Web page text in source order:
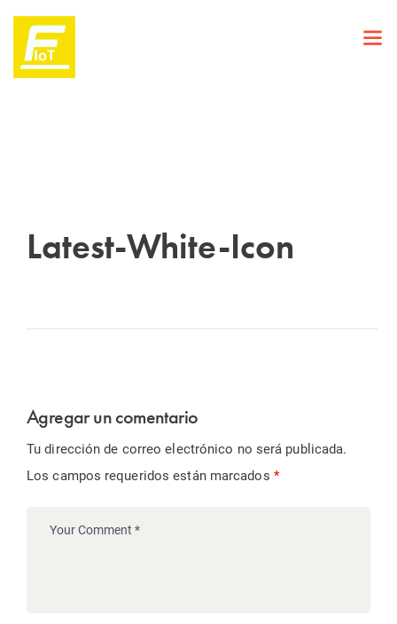
Latest-White-Icon
Agregar un comentario
Tu dirección de correo electrónico no será publicada.
Los campos requeridos están marcados *